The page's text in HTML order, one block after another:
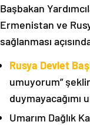
Başbakan
Ermenistan ve
sağlanması
Rusya Devlet
umuyorum”
duymayacağımı
Umarım Dağlık